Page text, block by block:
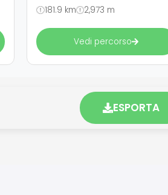
181.9 km 2,973 m
Vedi percorso
ESPORTA